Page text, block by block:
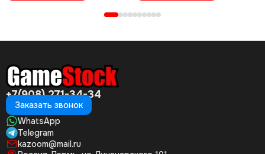
+7(908) 271-34-34
Заказать звонок
WhatsApp
Telegram
kazoom@mail.ru